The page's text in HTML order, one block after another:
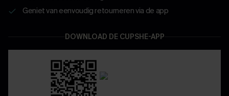
Geniet van eenvoudig retourneren via de app
DOWNLOAD DE CUPSHE-APP